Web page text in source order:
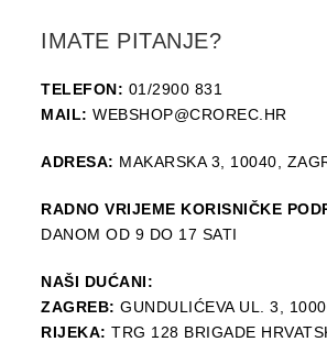
IMATE PITANJE?
TELEFON: 01/2900 831
MAIL: WEBSHOP@CROREC.HR
ADRESA: MAKARSKA 3, 10040,
RADNO VRIJEME KORISNIČKE
DANOM OD 9 DO 17 SATI
NAŠI DUĆANI:
ZAGREB: GUNDULIĆEVA UL. 3,
RIJEKA: TRG 128 BRIGADE